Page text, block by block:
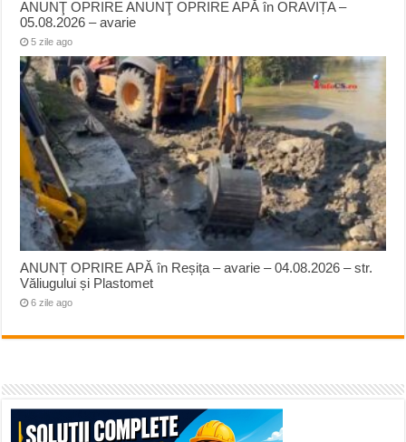
ANUNŢ OPRIRE ANUNŢ OPRIRE APĂ în ORAVIȚA –
05.08.2026 – avarie
5 zile ago
ANUNȚ OPRIRE APĂ în Reșița – avarie – 04.08.2026 – str.
Văliugului și Plastomet
6 zile ago